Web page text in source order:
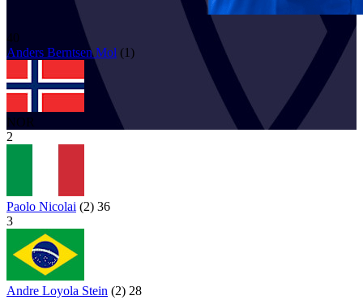
40
Anders Berntsen Mol (1 )
NOR
2
Paolo Nicolai (2) 36
3
Andre Loyola Stein (2) 28